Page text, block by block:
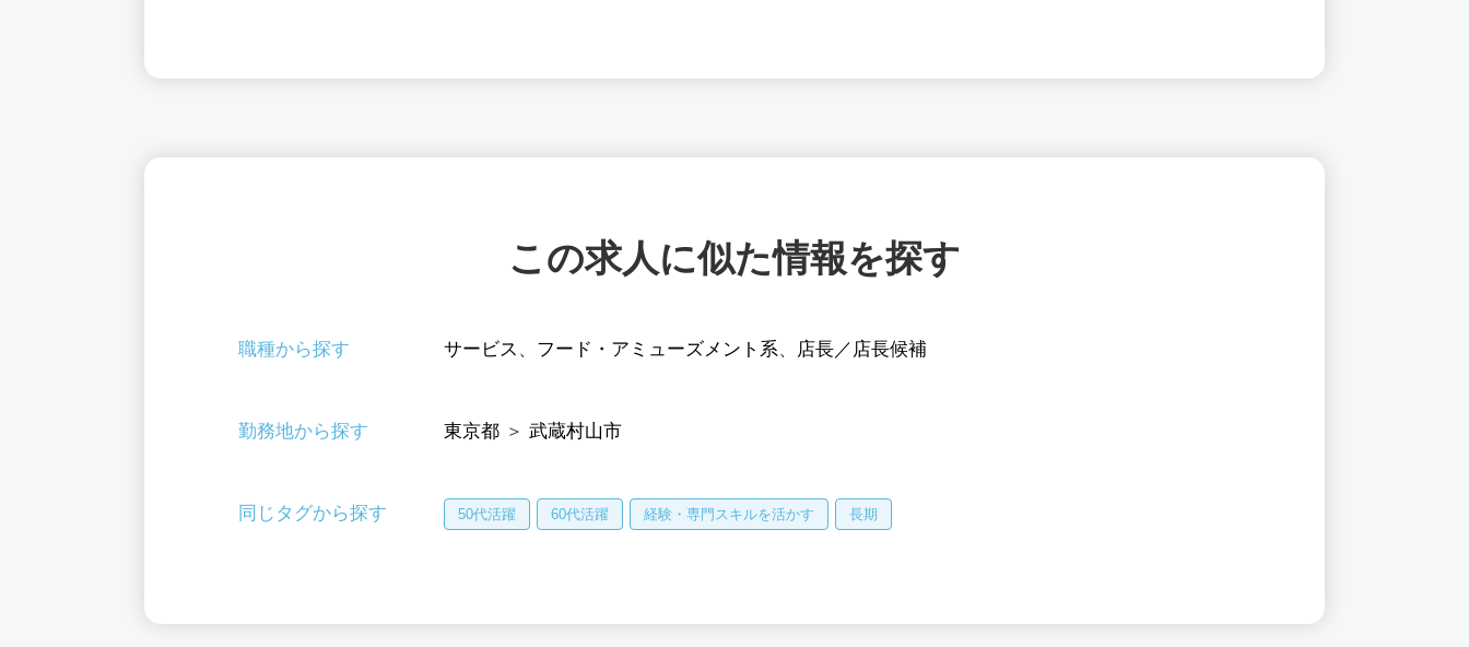
この求人に似た情報を探す
職種から探す サービス 、 フード・アミューズメント系、 店長／店長候補
勤務地から探す 東京都 ＞ 武蔵村山市
同じタグから探す 50代活躍 60代活躍 経験・専門スキルを活かす 長期